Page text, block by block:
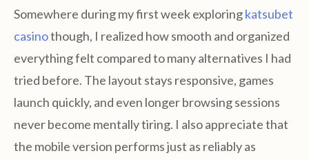
Somewhere during my first week exploringkatsubet
casinothough, I realized how smooth and organized
everything felt compared to many alternatives I had
tried before. The layout stays responsive, games
launch quickly, and even longer browsing sessions
never become mentally tiring. I also appreciate that
the mobile version performs just as reliably as